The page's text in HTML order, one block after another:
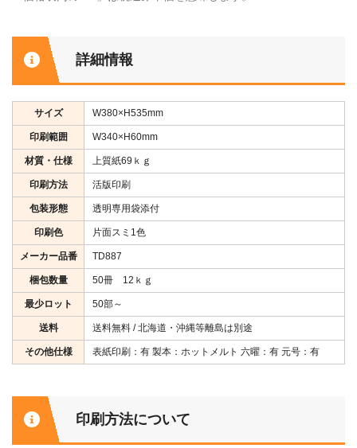
詳細情報
サイズ W380×H535mm
印刷範囲 W340×H60mm
材質・仕様 上質紙69ｋｇ
印刷方法 活版印刷
包装形態 透明専用袋添付
印刷色 片面スミ1色
メーカー品番 TD887
梱包数量 50冊 12ｋｇ
最少ロット 50部～
送料 送料無料 / 北海道・沖縄等離島は別途
その他仕様 表紙印刷：有 製本：ホットメルト 六曜：有 元号：有
印刷方法について